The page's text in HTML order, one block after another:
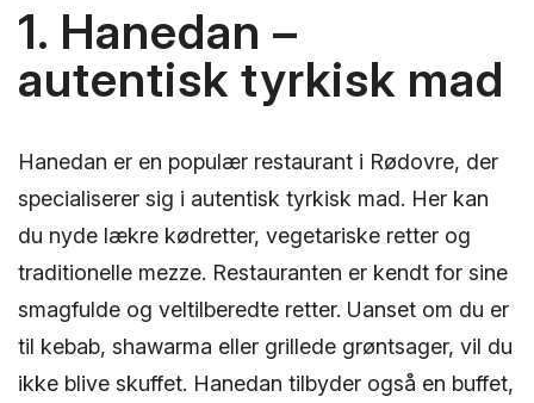
1. Hanedan –
autentisk tyrkisk mad
Hanedan er en populær restaurant i Rødovre, der
specialiserer sig i autentisk tyrkisk mad. Her kan
du nyde lækre kødretter, vegetariske retter og
traditionelle mezze. Restauranten er kendt for sine
smagfulde og veltilberedte retter. Uanset om du er
til kebab, shawarma eller grillede grøntsager, vil du
ikke blive skuffet. Hanedan tilbyder også en buffet,